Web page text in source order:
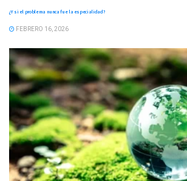
¿Y si el problema nunca fue la especialidad?
FEBRERO 16, 2026